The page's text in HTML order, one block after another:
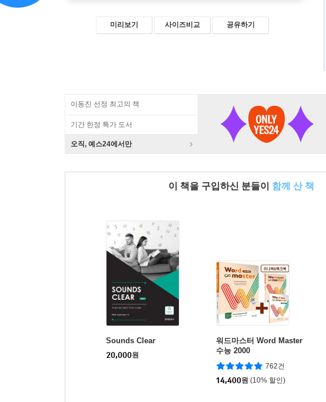
미리보기 사이즈비교 공유하기
이동진 선정 최고의 책
기간 한정 특가 도서
오직, 예스24에서만
이 책을 구입하신 분들이 함께 산 책
Sounds Clear
20,000원
워드마스터 Word Master
수능 2000
762건
14,400원 (10% 할인)